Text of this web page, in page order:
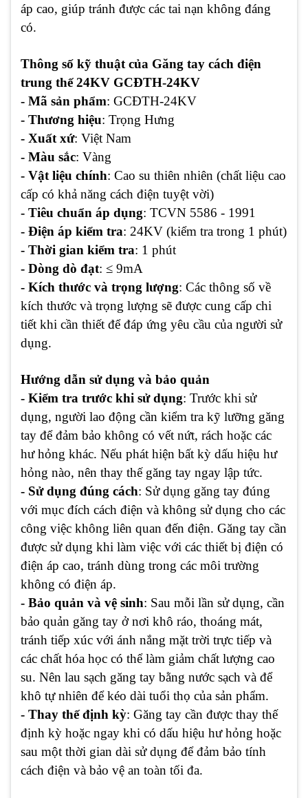
áp cao, giúp tránh được các tai nạn không đáng
có.
Thông số kỹ thuật của Găng tay cách điện
trung thế 24KV GCĐTH-24KV
- Mã sản phẩm: GCĐTH-24KV
- Thương hiệu: Trọng Hưng
- Xuất xứ: Việt Nam
- Màu sắc: Vàng
- Vật liệu chính: Cao su thiên nhiên (chất liệu cao
cấp có khả năng cách điện tuyệt vời)
- Tiêu chuẩn áp dụng: TCVN 5586 - 1991
- Điện áp kiểm tra: 24KV (kiểm tra trong 1 phút)
- Thời gian kiểm tra: 1 phút
- Dòng dò đạt: ≤ 9mA
- Kích thước và trọng lượng: Các thông số về
kích thước và trọng lượng sẽ được cung cấp chi
tiết khi cần thiết để đáp ứng yêu cầu của người sử
dụng.
Hướng dẫn sử dụng và bảo quản
- Kiểm tra trước khi sử dụng: Trước khi sử
dụng, người lao động cần kiểm tra kỹ lưỡng găng
tay để đảm bảo không có vết nứt, rách hoặc các
hư hỏng khác. Nếu phát hiện bất kỳ dấu hiệu hư
hỏng nào, nên thay thế găng tay ngay lập tức.
- Sử dụng đúng cách: Sử dụng găng tay đúng
với mục đích cách điện và không sử dụng cho các
công việc không liên quan đến điện. Găng tay cần
được sử dụng khi làm việc với các thiết bị điện có
điện áp cao, tránh dùng trong các môi trường
không có điện áp.
- Bảo quản và vệ sinh: Sau mỗi lần sử dụng, cần
bảo quản găng tay ở nơi khô ráo, thoáng mát,
tránh tiếp xúc với ánh nắng mặt trời trực tiếp và
các chất hóa học có thể làm giảm chất lượng cao
su. Nên lau sạch găng tay bằng nước sạch và để
khô tự nhiên để kéo dài tuổi thọ của sản phẩm.
- Thay thế định kỳ: Găng tay cần được thay thế
định kỳ hoặc ngay khi có dấu hiệu hư hỏng hoặc
sau một thời gian dài sử dụng để đảm bảo tính
cách điện và bảo vệ an toàn tối đa.